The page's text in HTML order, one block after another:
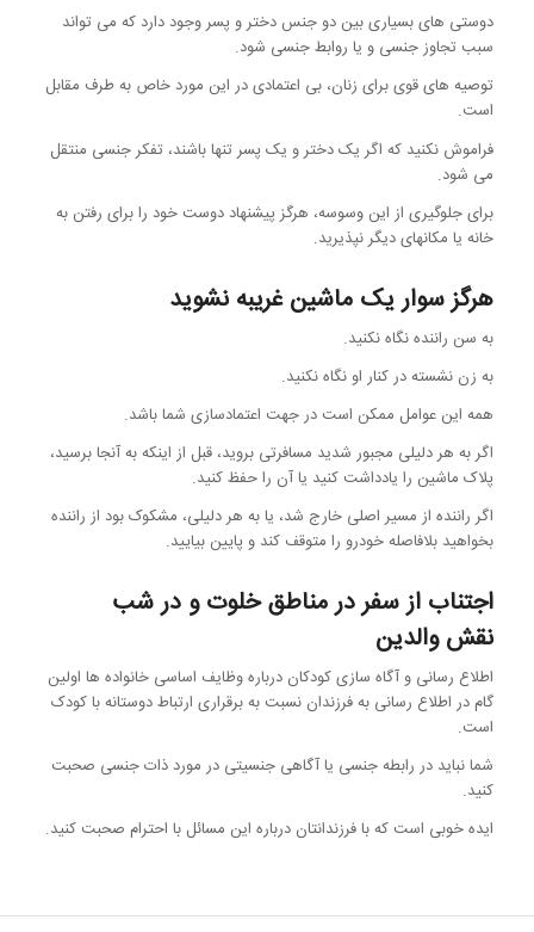
دوستی های بسیاری بین دو جنس دختر و پسر وجود دارد که می تواند
سبب تجاوز جنسی و یا روابط جنسی شود.
توصیه های قوی برای زنان، بی اعتمادی در این مورد خاص به طرف مقابل
است.
فراموش نکنید که اگر یک دختر و یک پسر تنها باشند، تفکر جنسی منتقل
می شود.
برای جلوگیری از این وسوسه، هرگز پیشنهاد دوست خود را برای رفتن به
خانه یا مکانهای دیگر نپذیرید.
هرگز سوار یک ماشین غریبه نشوید
به سن راننده نگاه نکنید.
به زن نشسته در کنار او نگاه نکنید.
همه این عوامل ممکن است در جهت اعتمادسازی شما باشد.
اگر به هر دلیلی مجبور شدید مسافرتی بروید، قبل از اینکه به آنجا برسید،
پلاک ماشین را یادداشت کنید یا آن را حفظ کنید.
اگر راننده از مسیر اصلی خارج شد، یا به هر دلیلی، مشکوک بود از راننده
بخواهید بلافاصله خودرو را متوقف کند و پایین بیایید.
اجتناب از سفر در مناطق خلوت و در شب
نقش والدین
اطلاع رسانی و آگاه سازی کودکان درباره وظایف اساسی خانواده ها اولین
گام در اطلاع رسانی به فرزندان نسبت به برقراری ارتباط دوستانه با کودک
است.
شما نباید در رابطه جنسی یا آگاهی جنسیتی در مورد ذات جنسی صحبت
کنید.
ایده خوبی است که با فرزندانتان درباره این مسائل با احترام صحبت کنید.